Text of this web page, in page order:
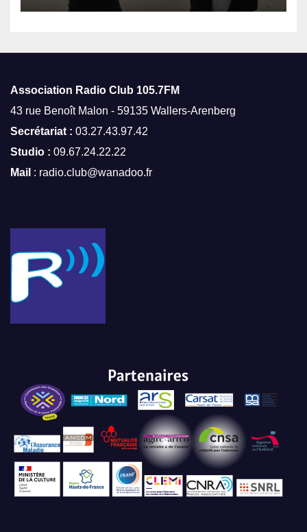
Association Radio Club 105.7FM
43 rue Benoît Malon - 59135 Wallers-Arenberg
Secrétariat : 03.27.43.97.42
Studio : 09.67.24.22.22
Mail : radio.club@wanadoo.fr